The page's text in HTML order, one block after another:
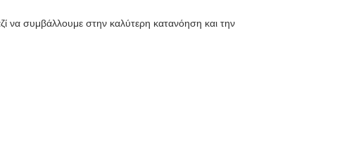
να συμβάλλουμε στην καλύτερη κατανόηση και την